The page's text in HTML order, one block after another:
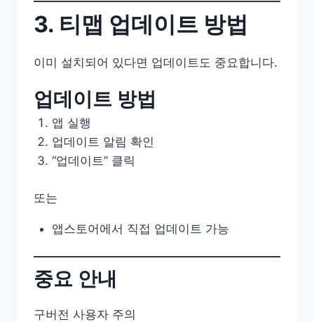
3. 티맵 업데이트 방법
이미 설치되어 있다면 업데이트도 중요합니다.
업데이트 방법
앱 실행
업데이트 알림 확인
“업데이트” 클릭
또는
앱스토어에서 직접 업데이트 가능
중요 안내
구버전 사용자 주의